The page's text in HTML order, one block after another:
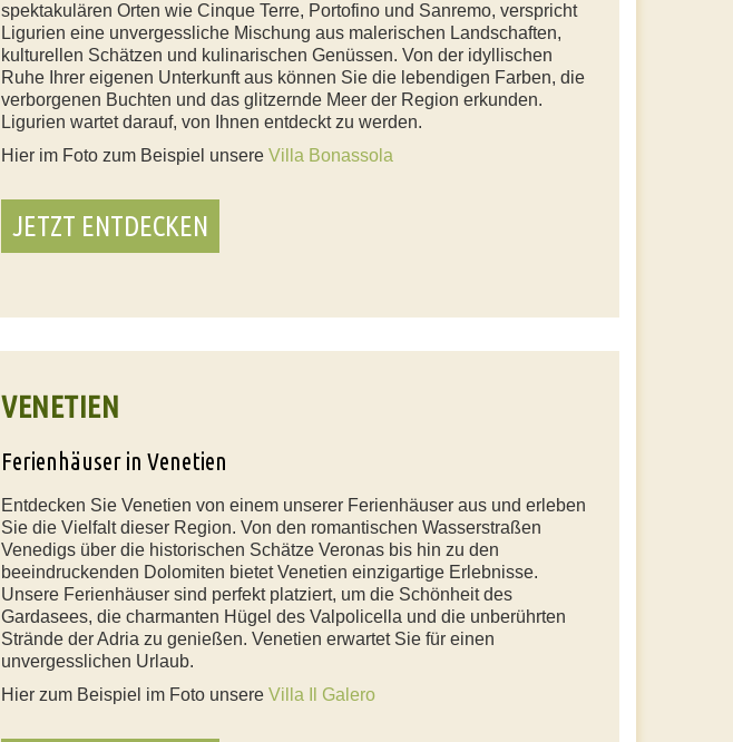
spektakulären Orten wie Cinque Terre, Portofino und Sanremo, verspricht
Ligurien eine unvergessliche Mischung aus malerischen Landschaften,
kulturellen Schätzen und kulinarischen Genüssen. Von der idyllischen
Ruhe Ihrer eigenen Unterkunft aus können Sie die lebendigen Farben, die
verborgenen Buchten und das glitzernde Meer der Region erkunden.
Ligurien wartet darauf, von Ihnen entdeckt zu werden.
Hier im Foto zum Beispiel unsere Villa Bonassola
JETZT ENTDECKEN
VENETIEN
Ferienhäuser in Venetien
Entdecken Sie Venetien von einem unserer Ferienhäuser aus und erleben
Sie die Vielfalt dieser Region. Von den romantischen Wasserstraßen
Venedigs über die historischen Schätze Veronas bis hin zu den
beeindruckenden Dolomiten bietet Venetien einzigartige Erlebnisse.
Unsere Ferienhäuser sind perfekt platziert, um die Schönheit des
Gardasees, die charmanten Hügel des Valpolicella und die unberührten
Strände der Adria zu genießen. Venetien erwartet Sie für einen
unvergesslichen Urlaub.
Hier zum Beispiel im Foto unsere Villa Il Galero